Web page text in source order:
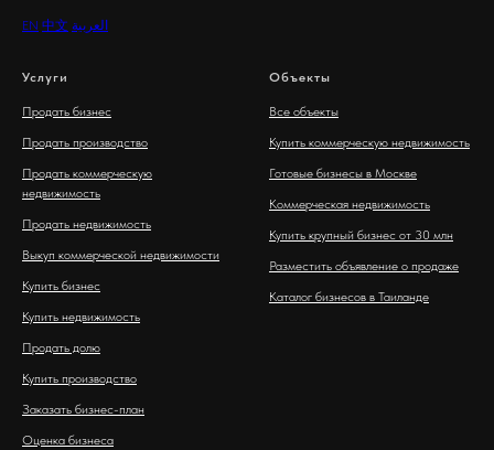
EN 中文 العربية
Услуги
Продать бизнес
Продать производство
Продать коммерческую
недвижимость
Продать недвижимость
Выкуп коммерческой недвижимости
Купить бизнес
Купить недвижимость
Продать долю
Купить производство
Заказать бизнес-план
Оценка бизнеса
Объекты
Все объекты
Купить коммерческую недвижимость
Готовые бизнесы в Москве
Коммерческая недвижимость
Купить крупный бизнес от 30 млн
Разместить объявление о продаже
Каталог бизнесов в Таиланде